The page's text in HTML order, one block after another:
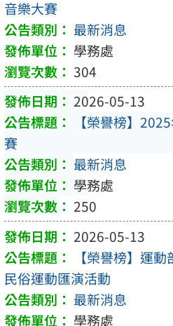
音樂大賽
最新消息
學務處
304
2026-05-13
【榮譽榜】
賽
最新消息
學務處
250
2026-05-13
【榮譽榜】運
民俗運動匯演活動
最新消息
學務處